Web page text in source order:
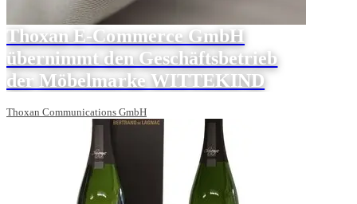
Thoxan E-Commerce GmbH
übernimmt den Geschäftsbetrieb
der Möbelmarke WITTEKIND
Thoxan Communications GmbH